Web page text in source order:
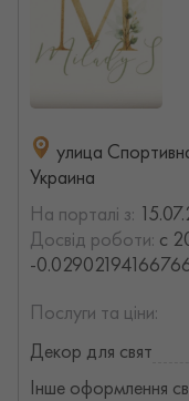
улица
Украина
На порталі з:
Досвід роботи: с
-
Послуги та ціни:
Декор для свят
Інше оформлення